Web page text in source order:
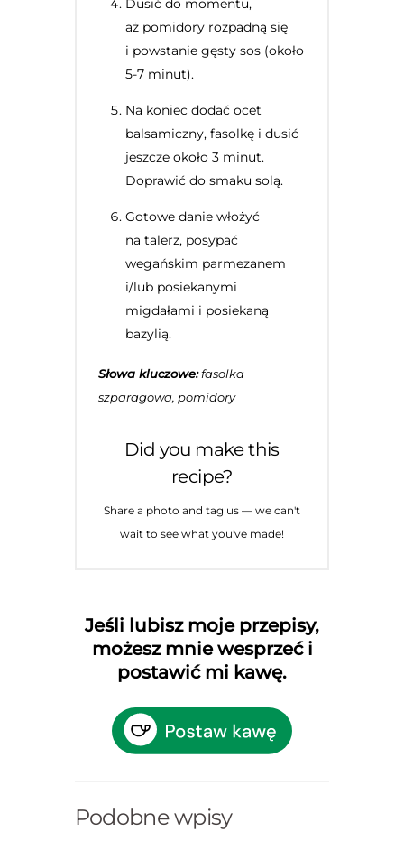
Dusić do momentu,
aż pomidory rozpadną się
i powstanie gęsty sos (około
5-7 minut).
Na koniec dodać ocet
balsamiczny, fasolkę i dusić
jeszcze około 3 minut.
Doprawić do smaku solą.
Gotowe danie włożyć
na talerz, posypać
wegańskim parmezanem
i/lub posiekanymi
migdałami i posiekaną
bazylią.
Słowa kluczowe:fasolka
szparagowa, pomidory
Did you make this
recipe?
Share a photo and tag us — we can't
wait to see what you've made!
Jeśli lubisz moje przepisy,
możesz mnie wesprzeć i
postawić mi kawę.
Podobne wpisy